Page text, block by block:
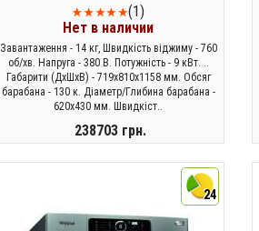
(1)
Нет в наличии
Завантаження - 14 кг, Швидкість віджиму - 760
об/хв. Напруга - 380 В. Потужність - 9 кВт. ..
Габарити (ДхШхВ) - 719х810х1158 мм. Обсяг
барабана - 130 к. Діаметр/Глибина барабана -
620х430 мм. Швидкіст..
238703 грн.
24